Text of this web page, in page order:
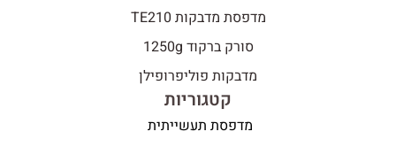
מדפסת מדבקות TE210
סורק ברקוד 1250g
מדבקות פוליפרופילן
קטגוריות
מדפסת תעשייתית